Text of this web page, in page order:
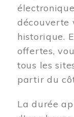
découverte
historique.
offertes,
tous les
partir du
La durée